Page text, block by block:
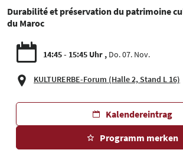
Durabilité et préservation du patrimoine
du Maroc
14:45 - 15:45 Uhr Do. 07. Nov.
KULTURERBE-Forum (Halle 2, Stand L 16)
Kalendereintrag
Programm merken